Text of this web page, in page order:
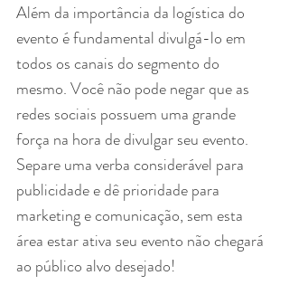
Além da importância da logística do
evento é fundamental divulgá-lo em
todos os canais do segmento do
mesmo. Você não pode negar que as
redes sociais possuem uma grande
força na hora de divulgar seu evento.
Separe uma verba considerável para
publicidade e dê prioridade para
marketing e comunicação, sem esta
área estar ativa seu evento não chegará
ao público alvo desejado!